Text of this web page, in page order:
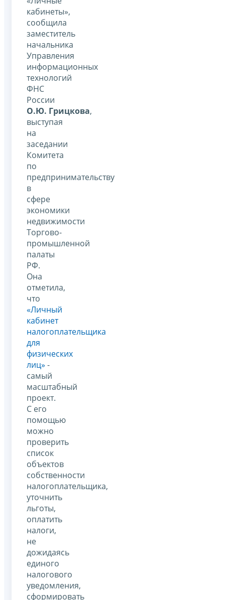
кабинеты»,
сообщила
заместитель
начальника
Управления
информационных
технологий
ФНС
России
О.Ю. Грицкова,
выступая
на
заседании
Комитета
по
предпринимательству
в
сфере
экономики
недвижимости
Торгово-
промышленной
палаты
РФ.
Она
отметила,
что
«Личный
кабинет
налогоплательщика
для
физических
лиц» -
самый
масштабный
проект.
С его
помощью
можно
проверить
список
объектов
собственности
налогоплательщика,
уточнить
льготы,
оплатить
налоги,
не
дожидаясь
единого
налогового
уведомления,
сформировать